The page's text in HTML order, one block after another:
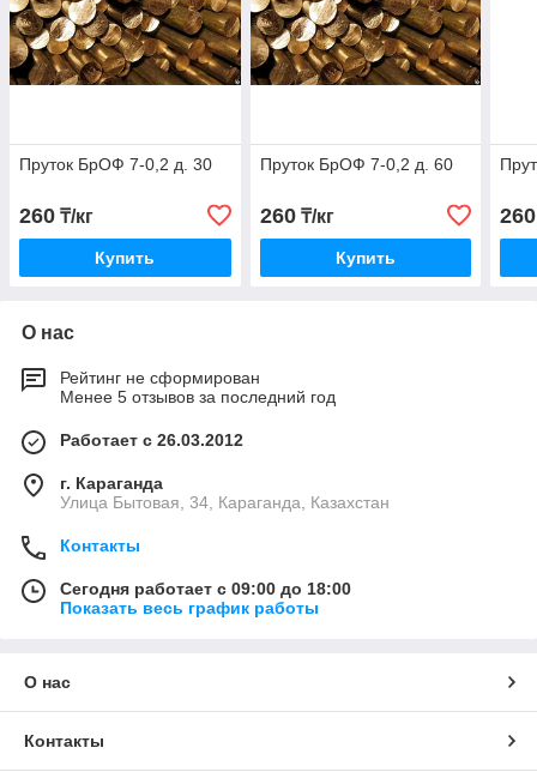
Пруток БрОФ 7-0,2 д. 30
260 ₸/кг
Купить
Пруток БрОФ 7-0,2 д. 60
260₸/кг
Купить
260
О нас
Рейтинг не сформирован
Менее 5 отзывов за последний год
Работает с 26.03.2012
г. Караганда
Улица Бытовая, 34, Караганда, Казахстан
Контакты
Сегодня работает с 09:00 до 18:00
Показать весь график работы
О нас
Контакты